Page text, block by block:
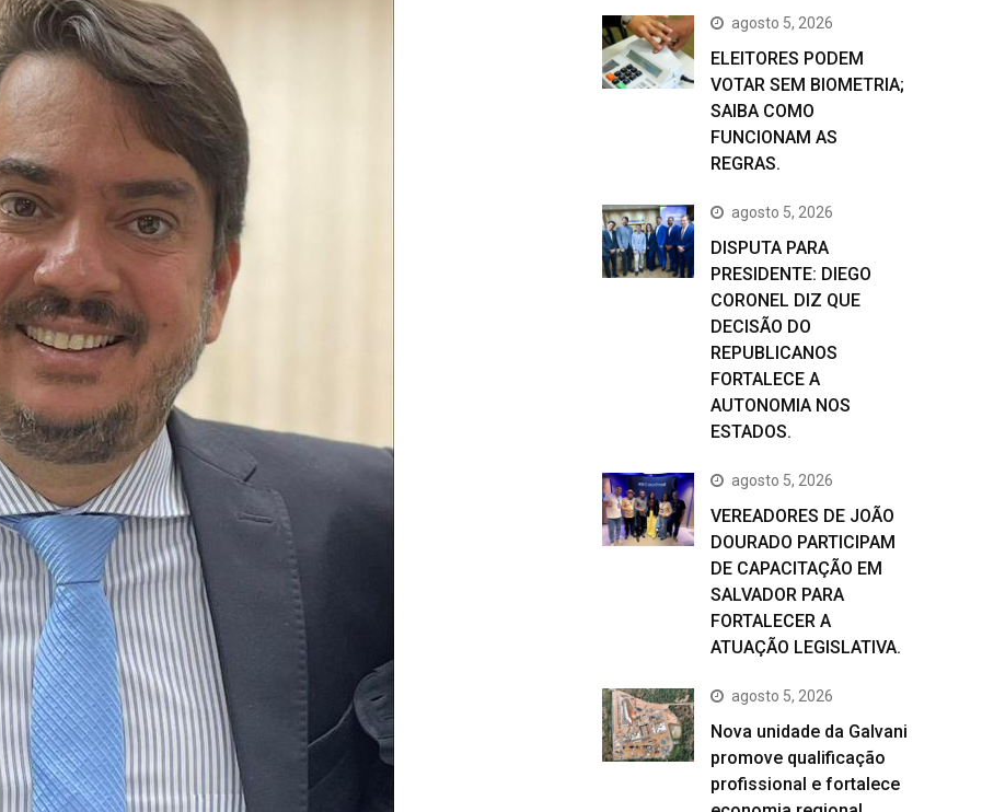
agosto 5, 2026
ELEITORES PODEM
VOTAR SEM BIOMETRIA;
SAIBA COMO
FUNCIONAM AS
REGRAS.
agosto 5, 2026
DISPUTA PARA
PRESIDENTE: DIEGO
CORONEL DIZ QUE
DECISÃO DO
REPUBLICANOS
FORTALECE A
AUTONOMIA NOS
ESTADOS.
agosto 5, 2026
VEREADORES DE JOÃO
DOURADO PARTICIPAM
DE CAPACITAÇÃO EM
SALVADOR PARA
FORTALECER A
ATUAÇÃO LEGISLATIVA.
agosto 5, 2026
Nova unidade da Galvani
promove qualificação
profissional e fortalece